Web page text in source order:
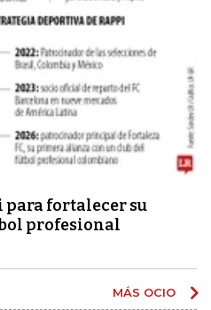
para fortalecer su
profesional
MÁS OCIO